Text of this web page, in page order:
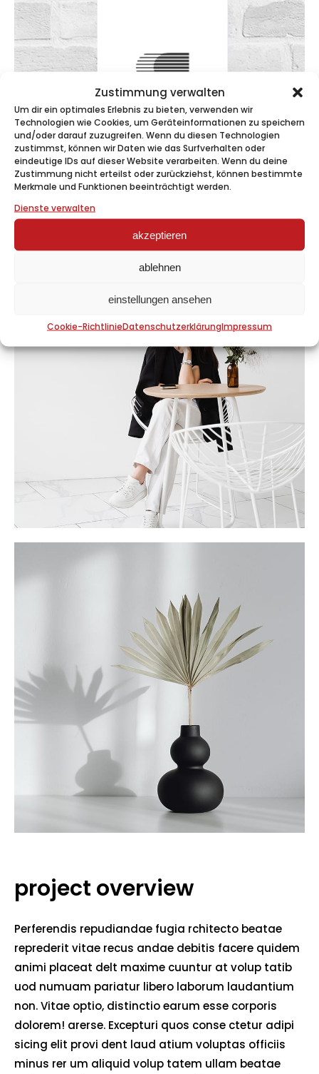
Zustimmung verwalten
Um dir ein optimales Erlebnis zu bieten, verwenden wir
Technologien wie Cookies, um Geräteinformationen zu speichern
und/oder darauf zuzugreifen. Wenn du diesen Technologien
zustimmst, können wir Daten wie das Surfverhalten oder
eindeutige IDs auf dieser Website verarbeiten. Wenn du deine
Zustimmung nicht erteilst oder zurückziehst, können bestimmte
Merkmale und Funktionen beeinträchtigt werden.
Dienste verwalten
akzeptieren
ablehnen
einstellungen ansehen
Cookie-RichtlinieDatenschutzerklärungImpressum
Perferendis repudiandae fugia rchitecto beatae
reprederit vitae recus andae debitis facere quidem
animi placeat delt maxime cuuntur at volup tatib
uod numuam pariatur libero laborum laudantium
non. Vitae optio, distinctio earum esse corporis
dolorem! arerse. Excepturi quos conse ctetur adipi
sicing elit provi dent laud atium voluptas officiis
minus rer um aliquid volup tatem ullam beatae
project overview